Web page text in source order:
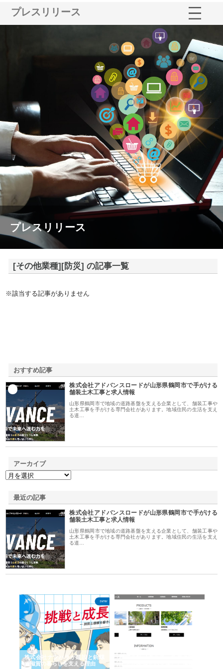
プレスリリース
プレスリリース
[その他業種][防災] の記事一覧
※該当する記事がありません
おすすめ記事
株式会社アドバンスロードが山形県鶴岡市で手がける
舗装土木工事と求人情報
山形県鶴岡市で地域の道路基盤を支える企業として、舗装工事や
土木工事を手がける専門会社があります。地域住民の生活を支え
る道…
アーカイブ
最近の記事
株式会社アドバンスロードが山形県鶴岡市で手がける
舗装土木工事と求人情報
山形県鶴岡市で地域の道路基盤を支える企業として、舗装工事や
土木工事を手がける専門会社があります。地域住民の生活を支え
る道…
株式会社ナツハラが建設と鋲螺
で滋賀の暮らしを支える理由
イトが提供する充実した情報内